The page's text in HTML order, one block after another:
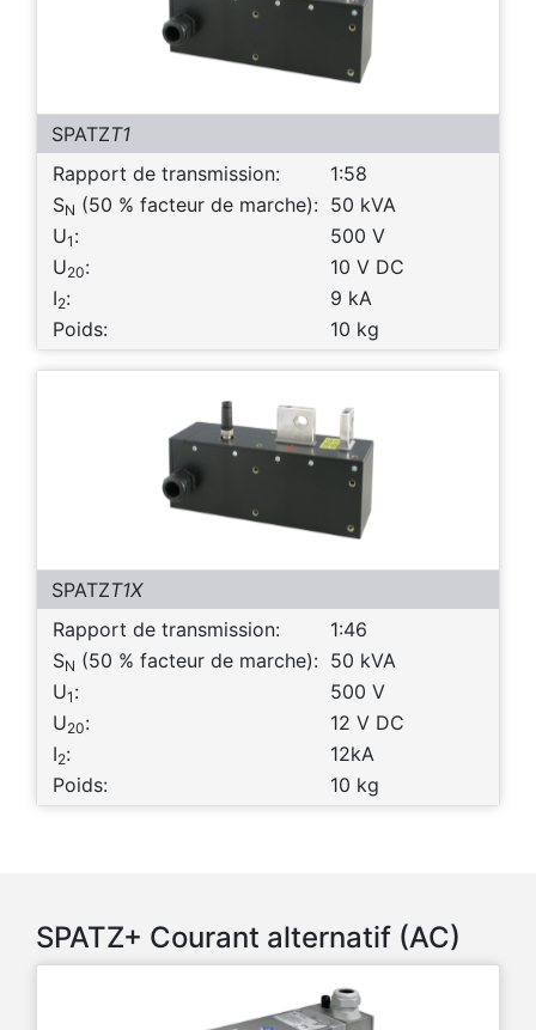
SPATZT1
Rapport de transmission:
1:58
SN (50 % facteur de marche): 50 kVA
U1 :
500 V
U20:
10 V DC
I2:
9 kA
Poids:
10 kg
SPATZT1X
Rapport de transmission:
1:46
SN (50 % facteur de marche): 50 kVA
U1 :
500 V
U20:
12 V DC
I2:
12kA
Poids:
10 kg
SPATZ+ Courant alternatif (AC)